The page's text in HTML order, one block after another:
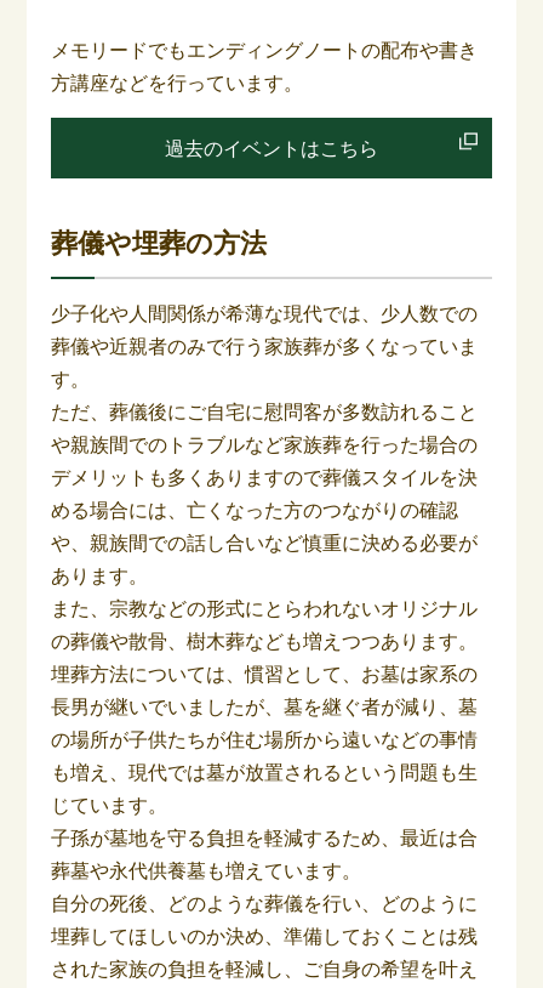
メモリードでもエンディングノートの配布や書き
方講座などを行っています。
過去のイベントはこちら
葬儀や埋葬の方法
少子化や人間関係が希薄な現代では、少人数での
葬儀や近親者のみで行う家族葬が多くなっていま
す。
ただ、葬儀後にご自宅に慰問客が多数訪れること
や親族間でのトラブルなど家族葬を行った場合の
デメリットも多くありますので葬儀スタイルを決
める場合には、亡くなった方のつながりの確認
や、親族間での話し合いなど慎重に決める必要が
あります。
また、宗教などの形式にとらわれないオリジナル
の葬儀や散骨、樹木葬なども増えつつあります。
埋葬方法については、慣習として、お墓は家系の
長男が継いでいましたが、墓を継ぐ者が減り、墓
の場所が子供たちが住む場所から遠いなどの事情
も増え、現代では墓が放置されるという問題も生
じています。
子孫が墓地を守る負担を軽減するため、最近は合
葬墓や永代供養墓も増えています。
自分の死後、どのような葬儀を行い、どのように
埋葬してほしいのか決め、準備しておくことは残
された家族の負担を軽減し、ご自身の希望を叶え